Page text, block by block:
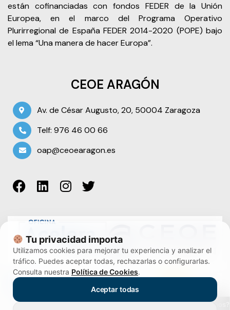
están cofinanciadas con fondos FEDER de la Unión
Europea, en el marco del Programa Operativo
Plurirregional de España FEDER 2014-2020 (POPE) bajo
el lema “Una manera de hacer Europa”.
CEOE ARAGÓN
Av. de César Augusto, 20, 50004 Zaragoza
Telf: 976 46 00 66
oap@ceoearagon.es
¿Te ayudamos?
Tu privacidad importa
Utilizamos cookies para mejorar tu experiencia y analizar el
tráfico. Puedes aceptar todas, rechazarlas o configurarlas.
Consulta nuestra Política de Cookies.
Aceptar todas